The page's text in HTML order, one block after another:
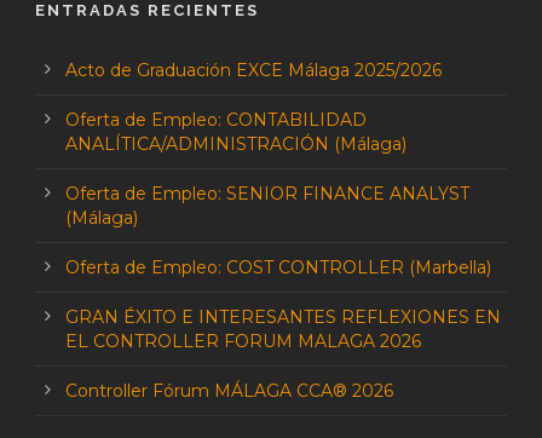
ENTRADAS RECIENTES
Acto de Graduación EXCE Málaga 2025/2026
Oferta de Empleo: CONTABILIDAD
ANALÍTICA/ADMINISTRACIÓN (Málaga)
Oferta de Empleo: SENIOR FINANCE ANALYST
(Málaga)
Oferta de Empleo: COST CONTROLLER (Marbella)
GRAN ÉXITO E INTERESANTES REFLEXIONES EN
EL CONTROLLER FORUM MALAGA 2026
Controller Fórum MÁLAGA CCA® 2026